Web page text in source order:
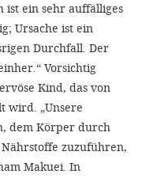
ist ein sehr auffälliges
Ursache ist ein
Durchfall. Der
Vorsichtig
Kind, das von
wird. „Unsere
dem Körper durch
zuzuführen,
Makuei. In